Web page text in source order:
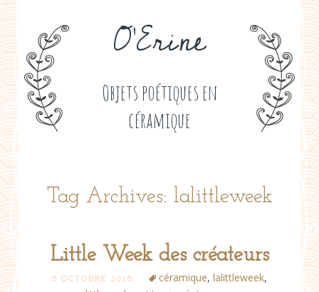
O'Erine
Objets poétiques en
céramique
Tag Archives: lalittleweek
Little Week des créateurs
6 OCTOBRE 2016 céramique, lalittleweek,